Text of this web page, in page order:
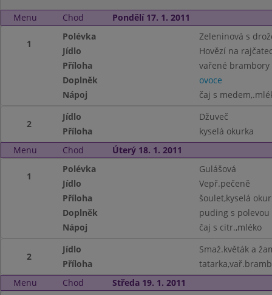
Menu Chod Pondělí 17. 1. 2011
1
Polévka
Zeleninová s
Jídlo
Hovězí na
Příloha
vařené brambory
Doplněk
ovoce
Nápoj
čaj s
2
Jídlo
Džuveč
Příloha
kyselá okurka
Menu
Chod Úterý 18. 1. 2011
1
Polévka
Gulášová
Jídlo
Vepř.pečeně
Příloha
šoulet,kyselá
Doplněk
puding s polevou
Nápoj
čaj s citr.,mléko
2
Jídlo
Smaž.květák a
Příloha
Menu
Chod Středa 19. 1. 2011